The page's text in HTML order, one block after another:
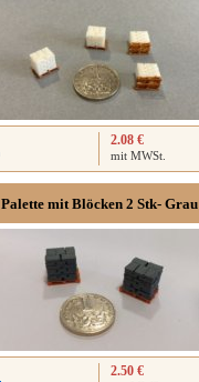
2.08 €
mit MWSt.
Palette mit Blöcken 2 Stk- Grau
2.50 €